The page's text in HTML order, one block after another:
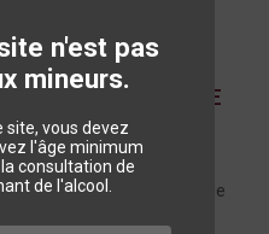
n'est pas
mineurs.
site, vous devez
l'âge minimum
consultation de
de l'alcool.
- DOMAINE DE
notes de fruits rouges et de